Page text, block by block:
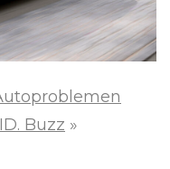
Buzz »